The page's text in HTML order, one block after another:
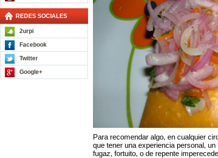
REDES SOCIALES
2urpi
Facebook
Twitter
Google+
Para recomendar algo, en cualquier
que tener una experiencia personal,
fugaz, fortuito, o de repente